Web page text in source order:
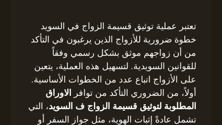
تعتبر عملية توثيق قسيمة الزواج في السويد
خطوة ضرورية للأزواج الذين يرغبون في التأكد
من أن زواجهم موثق بشكل رسمي وفقاً
للقوانين السويدية. لتسهيل هذه العملية، يتعين
على الأزواج اتباع عدد من الخطوات الأساسية.
أولاً، من الضروري التأكد من توافر
الاوراق
المطلوبة لتوثيق قسيمة الزواج ف السويد، التي
تشمل عادةً إثبات الهوية، مثل جواز السفر أو